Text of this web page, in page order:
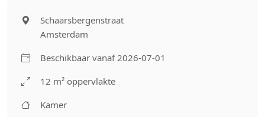
Schaarsbergenstraat
Amsterdam
Beschikbaar vanaf 2026-07-01
12 m² oppervlakte
Kamer